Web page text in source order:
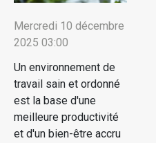
Mercredi 10 décembre
2025 03:00
Un environnement de
travail sain et ordonné
est la base d'une
meilleure productivité
et d'un bien-être accru